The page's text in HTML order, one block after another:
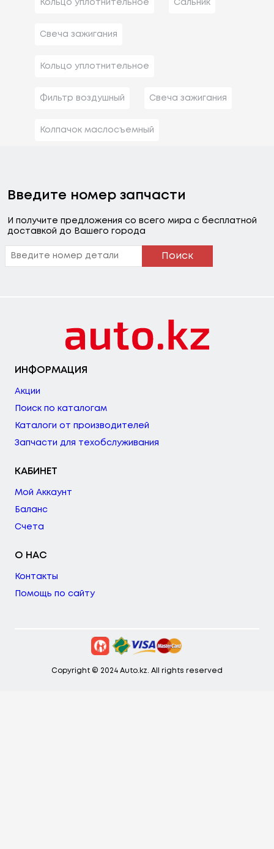
Кольцо уплотнительное Сальник
Свеча зажигания
Кольцо уплотнительное
Фильтр воздушный Свеча зажигания
Колпачок маслосъемный
Введите номер запчасти
И получите предложения со всего мира с бесплатной
доставкой до Вашего города
Поиск
ИНФОРМАЦИЯ
Акции
Поиск по каталогам
Каталоги от производителей
Запчасти для техобслуживания
КАБИНЕТ
Мой Аккаунт
Баланс
Счета
О НАС
Контакты
Помощь по сайту
Copyright © 2024 Auto.kz. All rights reserved